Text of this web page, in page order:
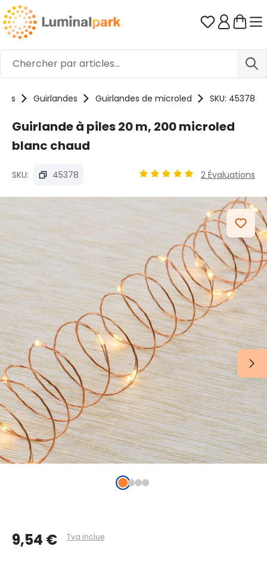
Passer au contenu principal Vous avez
Guirlandes Guirlandes de microled SKU: 45378
Guirlande à piles 20 m, 200 microled
blanc chaud
SKU: 45378 2 Évaluations
9,54 € Tva inclue